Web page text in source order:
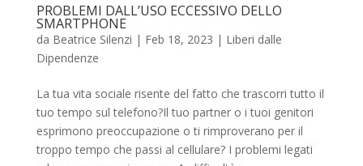
PROBLEMI DALL’USO ECCESSIVO DELLO
SMARTPHONE
da Beatrice Silenzi | Feb 18, 2023 | Liberi dalle
Dipendenze
La tua vita sociale risente del fatto che trascorri tutto il
tuo tempo sul telefono?Il tuo partner o i tuoi genitori
esprimono preoccupazione o ti rimproverano per il
troppo tempo che passi al cellulare? I problemi legati